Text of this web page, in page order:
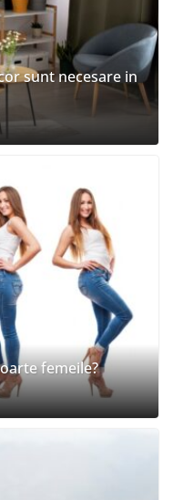
sunt necesare in
femeile?